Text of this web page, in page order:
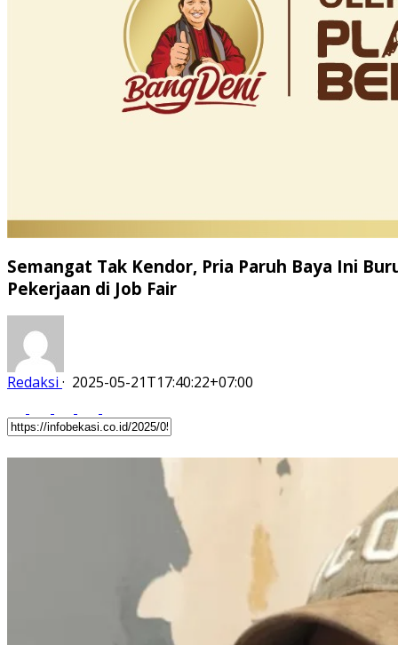
Semangat Tak Kendor, Pria Paruh Baya Ini
Pekerjaan di Job Fair
Redaksi · 2025-05-21T17:40:22+07:00